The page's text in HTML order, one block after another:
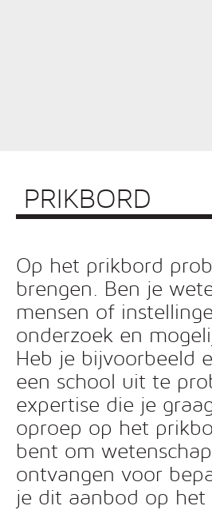
PRIKBORD
Op het prikbord
brengen. Ben je
mensen of
onderzoek en
Heb je bijvoorbeeld
een school uit te
expertise die je
oproep op het
bent om
ontvangen voor
je dit aanbod op